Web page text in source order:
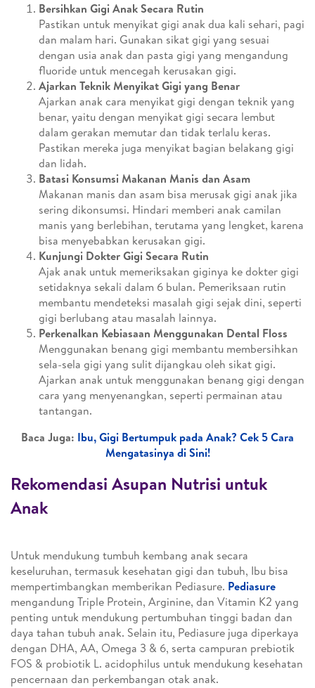
Bersihkan Gigi Anak Secara Rutin
Pastikan untuk menyikat gigi anak dua kali sehari, pagi
dan malam hari. Gunakan sikat gigi yang sesuai
dengan usia anak dan pasta gigi yang mengandung
fluoride untuk mencegah kerusakan gigi.
Ajarkan Teknik Menyikat Gigi yang Benar
Ajarkan anak cara menyikat gigi dengan teknik yang
benar, yaitu dengan menyikat gigi secara lembut
dalam gerakan memutar dan tidak terlalu keras.
Pastikan mereka juga menyikat bagian belakang gigi
dan lidah.
Batasi Konsumsi Makanan Manis dan Asam
Makanan manis dan asam bisa merusak gigi anak jika
sering dikonsumsi. Hindari memberi anak camilan
manis yang berlebihan, terutama yang lengket, karena
bisa menyebabkan kerusakan gigi.
Kunjungi Dokter Gigi Secara Rutin
Ajak anak untuk memeriksakan giginya ke dokter gigi
setidaknya sekali dalam 6 bulan. Pemeriksaan rutin
membantu mendeteksi masalah gigi sejak dini, seperti
gigi berlubang atau masalah lainnya.
Perkenalkan Kebiasaan Menggunakan Dental Floss
Menggunakan benang gigi membantu membersihkan
sela-sela gigi yang sulit dijangkau oleh sikat gigi.
Ajarkan anak untuk menggunakan benang gigi dengan
cara yang menyenangkan, seperti permainan atau
tantangan.
Baca Juga: Ibu, Gigi Bertumpuk pada Anak? Cek 5 Cara
Mengatasinya di Sini!
Rekomendasi Asupan Nutrisi untuk
Anak
Untuk mendukung tumbuh kembang anak secara
keseluruhan, termasuk kesehatan gigi dan tubuh, Ibu bisa
mempertimbangkan memberikan Pediasure. Pediasure
mengandung Triple Protein, Arginine, dan Vitamin K2 yang
penting untuk mendukung pertumbuhan tinggi badan dan
daya tahan tubuh anak. Selain itu, Pediasure juga diperkaya
dengan DHA, AA, Omega 3 & 6, serta campuran prebiotik
FOS & probiotik L. acidophilus untuk mendukung kesehatan
pencernaan dan perkembangan otak anak.